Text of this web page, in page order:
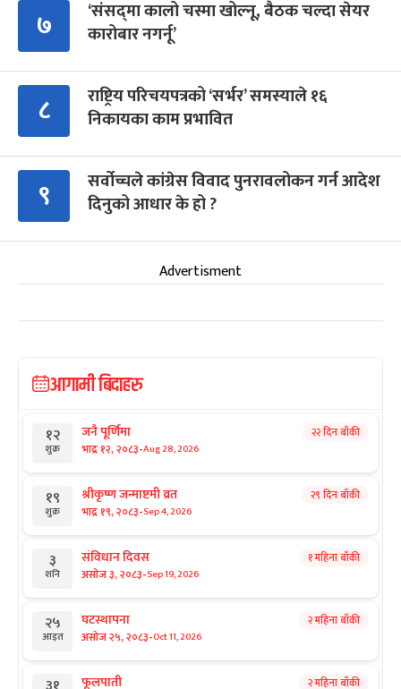
७
‘संसद्‍मा कालो चस्मा खोल्नू, बैठक चल्दा सेयर
कारोबार नगर्नू’
८
राष्ट्रिय परिचयपत्रको ‘सर्भर’ समस्याले १६
निकायका काम प्रभावित
९
सर्वोच्चले कांग्रेस विवाद पुनरावलोकन गर्न आदेश
दिनुको आधार के हो ?
Advertisment
आगामी बिदाहरु
१२
शुक्र
जनै पूर्णिमा
भाद्र १२, २०८३-Aug 28, 2026
२२ दिन बाँकी
१९
शुक्र
श्रीकृष्ण जन्माष्टमी व्रत
भाद्र १९, २०८३-Sep 4, 2026
२९ दिन बाँकी
३
शनि
संविधान दिवस
असोज ३, २०८३-Sep 19, 2026
१ महिना बाँकी
२५
आइत
घटस्थापना
असोज २५, २०८३-Oct 11, 2026
२ महिना बाँकी
फूलपाती २ महिना बाँकी